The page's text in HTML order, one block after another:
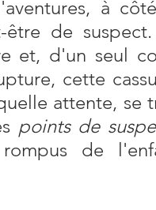
à
être de
et, d'un seul
cette
attente, se
points de
de